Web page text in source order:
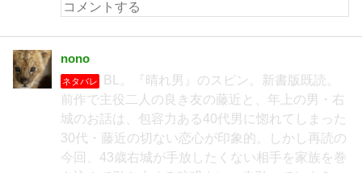
nono
ネタバレ
BL。『晴れ男』のスピン。新書版既読。
前作で主役二人の良き友の藤近と、年上の男・右
城のお話は、包容力ある40代男に惚れてしまった
30代・藤近の切ない恋心が印象的。しかし再読の
今回、43歳右城が手放したくない相手を家族を巻